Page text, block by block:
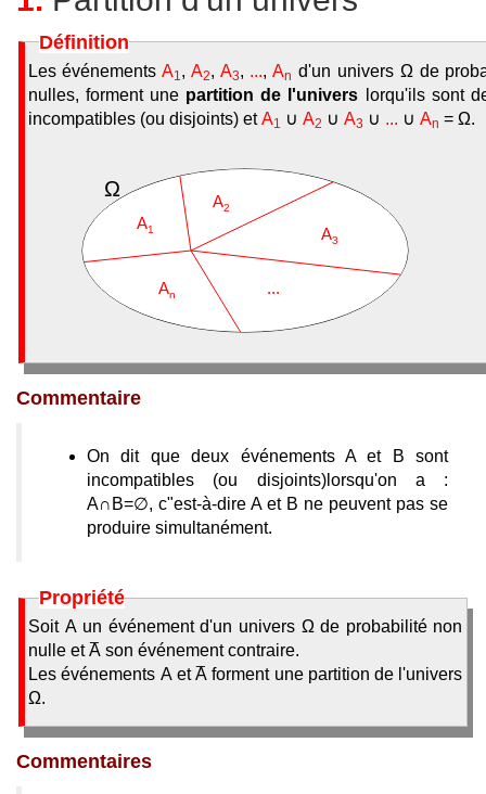
Définition
Les événementsA1,A2,A3, ...,An d'un univers Ω de
nulles, forment une partition de l'univers lorqu'ils sont
incompatibles (ou disjoints) etA1 ∪A2 ∪A3 ∪ ... ∪An = Ω.
Commentaire
On dit que deux événements A et B sont
incompatibles (ou disjoints)lorsqu'on a :
A∩B=∅, c"est-à-dire A et B ne peuvent pas se
produire simultanément.
Propriété
Soit A un événement d'un univers Ω de probabilité non
nulle etA son événement contraire.
Les événements A etA forment une partition de l'univers
Ω.
Commentaires